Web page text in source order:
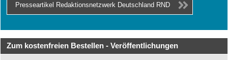
Presseartikel Redaktionsnetzwerk Deutschland RND
Zum kostenfreien Bestellen - Veröffentlichungen